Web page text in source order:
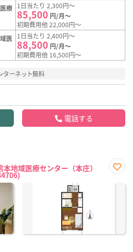
療 1日当たり 2,300円～
85,500 円/月～
初期費用他 22,000円～
医 1日当たり 2,400円～
88,500 円/月～
初期費用他 16,500円～
ターネット無料
電話する
地域医療センター（本庄）
に入